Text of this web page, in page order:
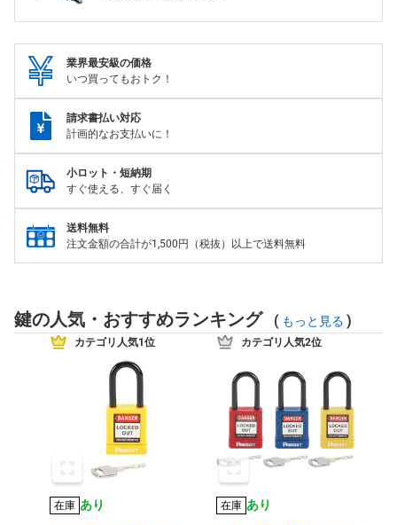
業界最安級の価格
いつ買ってもおトク！
請求書払い対応
計画的なお支払いに！
小ロット・短納期
すぐ使える、すぐ届く
送料無料
注文金額の合計が1,500円（税抜）以上で送料無料
鍵の人気・おすすめランキング ( もっと見る )
カテゴリ人気1位
在庫 あり
カテゴリ人気2位
在庫 あり